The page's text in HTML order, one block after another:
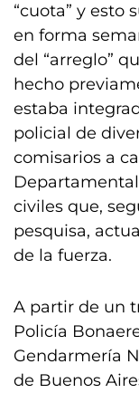
“cuota” y esto
en forma
del “arreglo”
hecho
estaba
policial de
comisarios a
civiles que,
pesquisa,
de la fuerza.
A partir de un
Policía
Gendarmería
de Buenos